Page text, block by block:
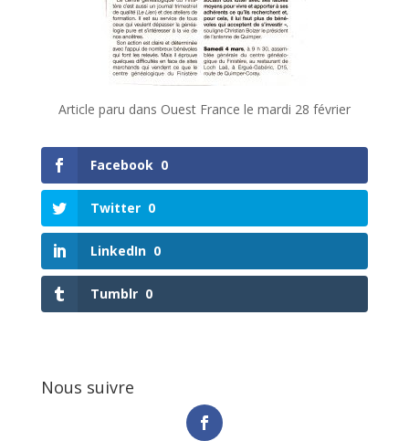
Article paru dans Ouest France le mardi 28 février
Facebook 0
Twitter 0
LinkedIn 0
Tumblr 0
Nous suivre